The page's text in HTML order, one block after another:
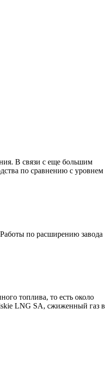
В связи с еще большим
по сравнению с уровнем
по расширению завода
топлива, то есть около
LNG SA, сжиженный газ в